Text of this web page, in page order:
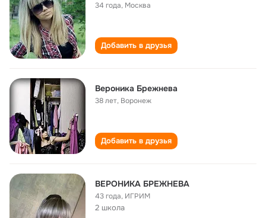
34 года, Москва
Добавить в друзья
Вероника Брежнева
38 лет, Воронеж
Добавить в друзья
ВЕРОНИКА БРЕЖНЕВА
43 года, ИГРИМ
2 школа